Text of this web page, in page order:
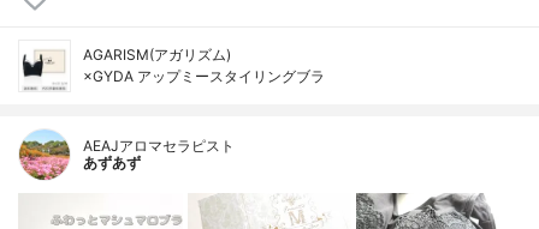
AGARISM(アガリズム)
×GYDA アップミースタイリングブラ
AEAJアロマセラピスト
あずあず